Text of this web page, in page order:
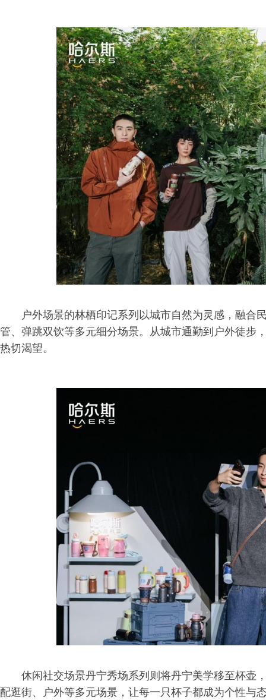
户外场景的林栖印记系列以城市自然为灵感，融合
管、弹跳双饮等多元细分场景。从城市通勤到户外徒步
热切渴望。
休闲社交场景丹宁秀场系列则将丹宁美学移至杯壶
配逛街、户外等多元场景，让每一只杯子都成为个性与